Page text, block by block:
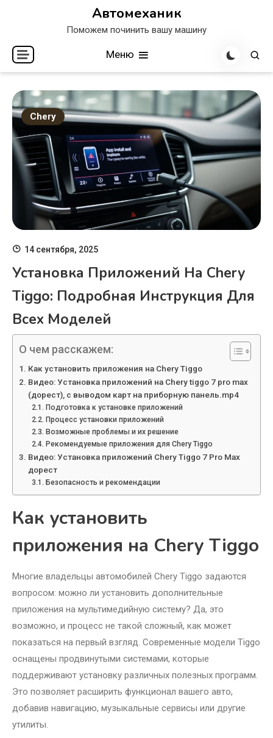
Автомеханик
Поможем починить вашу машину
Меню
Chery
14 сентября, 2025
Установка Приложений На Chery
Tiggo: Подробная Инструкция Для
Всех Моделей
О чем расскажем:
Как установить приложения на Chery Tiggo
Видео: Установка приложений на Chery tiggo 7 pro max
(дорест), с выводом карт на приборную панель.mp4
Подготовка к установке приложений
Процесс установки приложений
Возможные проблемы и их решение
Рекомендуемые приложения для Chery Tiggo
Видео: Установка приложений Chery Tiggo 7 Pro Max
дорест
Безопасность и рекомендации
Как установить
приложения на Chery Tiggo
Многие владельцы автомобилей Chery Tiggo задаются
вопросом: можно ли установить дополнительные
приложения на мультимедийную систему? Да, это
возможно, и процесс не такой сложный, как может
показаться на первый взгляд. Современные модели Tiggo
оснащены продвинутыми системами, которые
поддерживают установку различных полезных программ.
Это позволяет расширить функционал вашего авто,
добавив навигацию, музыкальные сервисы или другие
утилиты.